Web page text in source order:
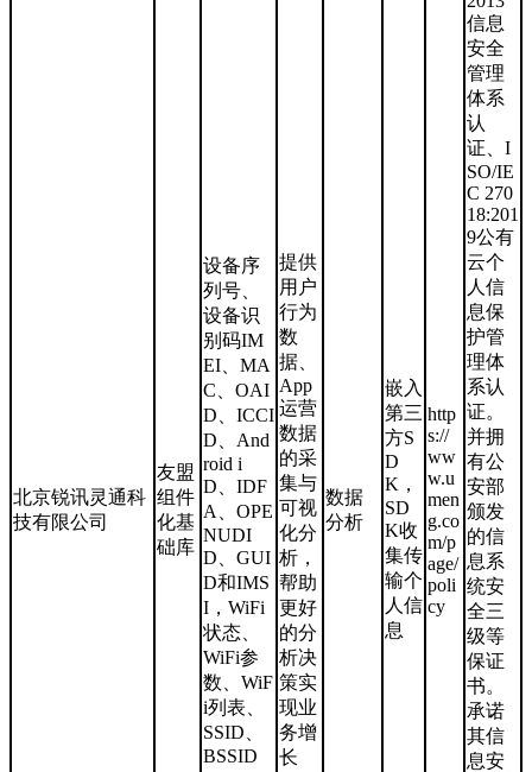
北京锐讯灵通科
技有限公司
友盟
组件
化基
础库
设备序
列号、
设备识
别码IM
EI、MA
C、OAI
D、ICCI
D、And
roid i
D、IDF
A、OPE
NUDI
D、GUI
D和IMS
I，WiFi
状态、
WiFi参
数、WiF
i列表、
SSID、
BSSID
提供
用户
行为
数
据、
App
运营
数据
的采
集与
可视
化分
析，
帮助
更好
的分
析决
策实
现业
务增
长
数据
分析
嵌入
第三
方S
D
K，
SD
K收
集传
输个
人信
息
http
s://
ww
w.u
men
g.co
m/p
age/
poli
cy
信息
安全
管理
体系
认
证、I
SO/IE
C 270
18:201
9公有
云个
人信
息保
护管
理体
系认
证。
并拥
有公
安部
颁发
的信
息系
统安
全三
级等
保证
书。
承诺
其信
息安